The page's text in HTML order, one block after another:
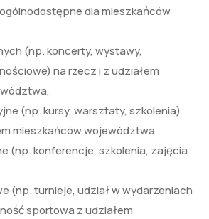
dla mieszkańców
(np. koncerty, wystawy,
na rzecz i z udziałem
(np. kursy, warsztaty, szkolenia)
mieszkańców województwa
(np. konferencje, szkolenia, zajęcia
(np. turnieje, udział w wydarzeniach
sportowa z udziałem